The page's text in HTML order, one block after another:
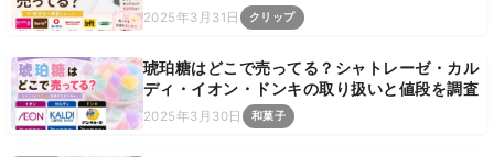
2025年3月31日 クリップ
琥珀糖はどこで売ってる？シャトレーゼ・カル
ディ・イオン・ドンキの取り扱いと値段を調査
2025年3月30日 和菓子